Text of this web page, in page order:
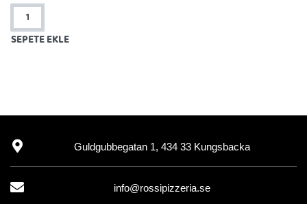
SEPETE EKLE
Guldgubbegatan 1, 434 33 Kungsbacka
info@rossipizzeria.se